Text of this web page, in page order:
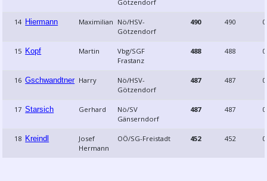
Götzendorf
14 Hiermann Maximilian Nö/HSV-
Götzendorf
490 490 0
15 Kopf Martin
Vbg/SGF
Frastanz
488 488 0
16 Gschwandtner Harry
Nö/HSV-
Götzendorf
487 487 0
17 Starsich Gerhard
Nö/SV
Gänserndorf
487 487 0
18 Kreindl
Josef
Hermann
OÖ/SG-Freistadt 452 452 0